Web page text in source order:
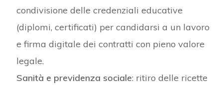
condivisione delle credenziali educative
(diplomi, certificati) per candidarsi a un lavoro
e firma digitale dei contratti con pieno valore
legale.
Sanità e previdenza sociale: ritiro delle ricette